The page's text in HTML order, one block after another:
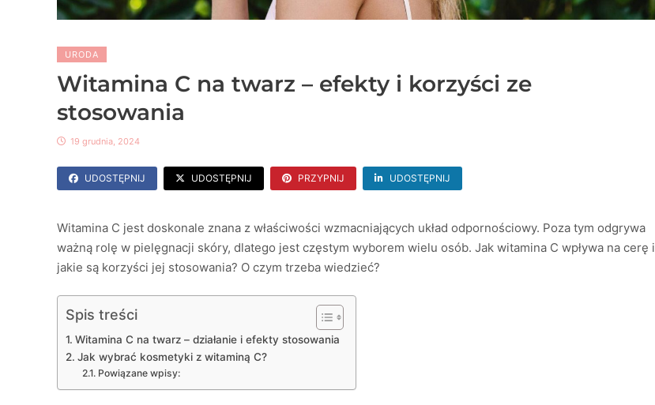
URODA
Witamina C na twarz – efekty i korzyści ze
stosowania
19 grudnia, 2024
UDOSTĘPNIJ UDOSTĘPNIJ PRZYPNIJ UDOSTĘPNIJ
Witamina C jest doskonale znana z właściwości wzmacniających układ odpornościowy. Poza tym odgrywa
ważną rolę w pielęgnacji skóry, dlatego jest częstym wyborem wielu osób. Jak witamina C wpływa na cerę i
jakie są korzyści jej stosowania? O czym trzeba wiedzieć?
Spis treści
Witamina C na twarz – działanie i efekty stosowania
Jak wybrać kosmetyki z witaminą C?
Powiązane wpisy: